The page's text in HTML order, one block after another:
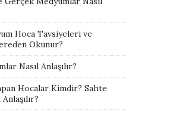
Hoca Tavsiyeleri ve
Okunur?
Nasıl Anlaşılır?
Hocalar Kimdir? Sahte